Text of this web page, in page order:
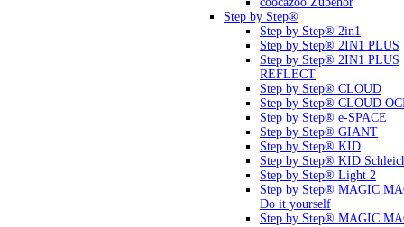
Step by Step®
Step by Step® 2in1
Step by Step® 2IN1 PLUS
Step by Step® 2IN1 PLUS
REFLECT
Step by Step® CLOUD
Step by Step® CLOUD
Step by Step® e-SPACE
Step by Step® GIANT
Step by Step® KID
Step by Step® KID
Step by Step® Light 2
Step by Step® MAGIC
Do it yourself
Step by Step® MAGIC